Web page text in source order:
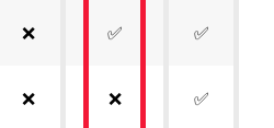
❌ ✅ ✅
❌ ❌ ✅